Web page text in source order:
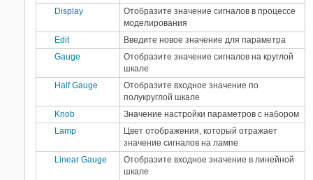
Simulink PLC Coder
Simulink Requirements
Simulink Test
Statistics and Machine Learning
System Composer
System Identification Toolbox
Display
Отобразите значение сигналов в процессе
моделирования
Edit
Введите новое значение для параметра
Gauge
Отобразите значение сигналов на круглой
шкале
Half Gauge
Отобразите входное значение по
полукруглой шкале
Knob
Значение настройки параметров с набором
Lamp
Цвет отображения, который отражает
значение сигналов на лампе
Linear Gauge
Отобразите входное значение в линейной
шкале